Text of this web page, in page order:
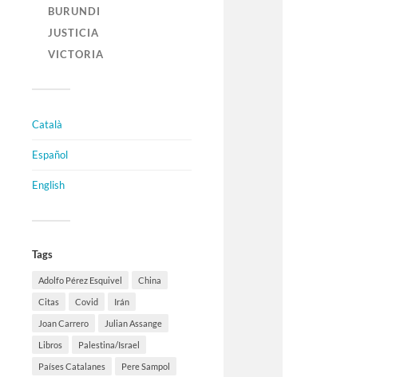
BURUNDI
JUSTICIA
VICTORIA
Català
Español
English
Tags
Adolfo Pérez Esquivel China
Citas Covid Irán
Joan Carrero Julian Assange
Libros Palestina/Israel
Países Catalanes Pere Sampol